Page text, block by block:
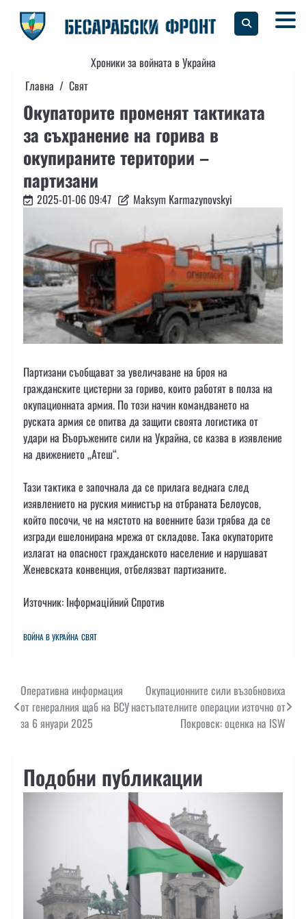
content
Хроники за войната в Украйна
Главна
Свят
Окупаторите променят тактиката
за съхранение на горива в
окупираните територии –
партизани
2025-01-06 09:47 Maksym Karmazynovskyi
Партизани съобщават за увеличаване на броя на
гражданските цистерни за гориво, които работят в полза на
окупационната армия. По този начин командването на
руската армия се опитва да защити своята логистика от
удари на Въоръжените сили на Украйна, се казва в изявление
на движението „Атеш“.
Тази тактика е започнала да се прилага веднага след
изявлението на руския министър на отбраната Белоусов,
който посочи, че на мястото на военните бази трябва да се
изгради ешелонирана мрежа от складове. Така окупаторите
излагат на опасност гражданското население и нарушават
Женевската конвенция, отбелязват партизаните.
Източник: Інформаційний Спротив
ВОЙНА В УКРАЙНА СВЯТ
Навигация
Оперативна информация
от генералния щаб на ВСУ
за 6 януари 2025
Окупационните сили възобновиха
настъпателните операции източно от
Покровск: оценка на ISW
Подобни публикации